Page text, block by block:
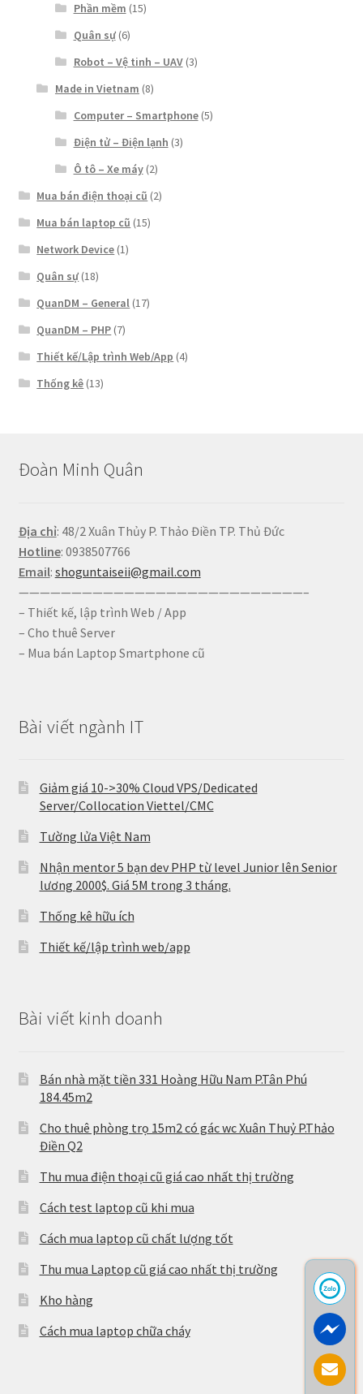
Phần mềm (15)
Quân sự(6)
Robot – Vệ tinh – UAV(3)
Made in Vietnam (8)
Computer – Smartphone(5)
Điện tử – Điện lạnh (3)
Ô tô – Xe máy(2)
Mua bán điện thoại cũ (2)
Mua bán laptop cũ (15)
Network Device (1)
Quân sự (18)
QuanDM – General (17)
QuanDM – PHP (7)
Thiết kế/Lập trình Web/App (4)
Thống kê (13)
Đoàn Minh Quân
Địa chỉ: 48/2 Xuân Thủy P. Thảo Điền TP. Thủ Đức
Hotline: 0938507766
Email: shoguntaiseii@gmail.com
———————————————————————————–
– Thiết kế, lập trình Web / App
– Cho thuê Server
– Mua bán Laptop Smartphone cũ
Bài viết ngành IT
Giảm giá 10->30% Cloud VPS/Dedicated
Server/Collocation Viettel/CMC
Tường lửa Việt Nam
Nhận mentor 5 bạn dev PHP từ level Junior lên Senior
lương 2000$. Giá 5M trong 3 tháng.
Thống kê hữu ích
Thiết kế/lập trình web/app
Bài viết kinh doanh
Bán nhà mặt tiền 331 Hoàng Hữu Nam P.Tân Phú
184.45m2
Cho thuê phòng trọ 15m2 có gác wc Xuân Thuỷ P.Thảo
Điền Q2
Thu mua điện thoại cũ giá cao nhất thị trường
Cách test laptop cũ khi mua
Cách mua laptop cũ chất lượng tốt
Thu mua Laptop cũ giá cao nhất thị trường
Kho hàng
Cách mua laptop chữa cháy